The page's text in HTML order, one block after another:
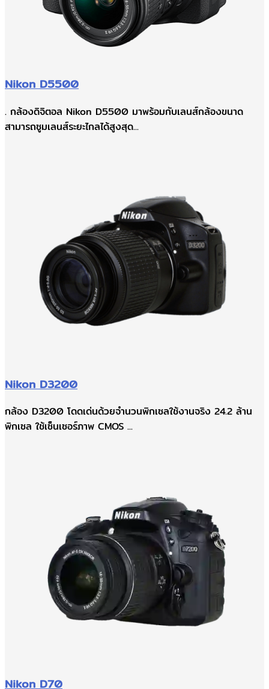
Nikon D5500
. กล้องดิจิตอล Nikon D5500 มาพร้อมกับเลนส์กล้องขนาด
สามารถซูมเลนส์ระยะไกลได้สูงสุด...
Nikon D3200
กล้อง D3200 โดดเด่นด้วยจำนวนพิกเซลใช้งานจริง 24.2 ล้าน
พิกเซล ใช้เซ็นเซอร์ภาพ CMOS ...
Nikon D70